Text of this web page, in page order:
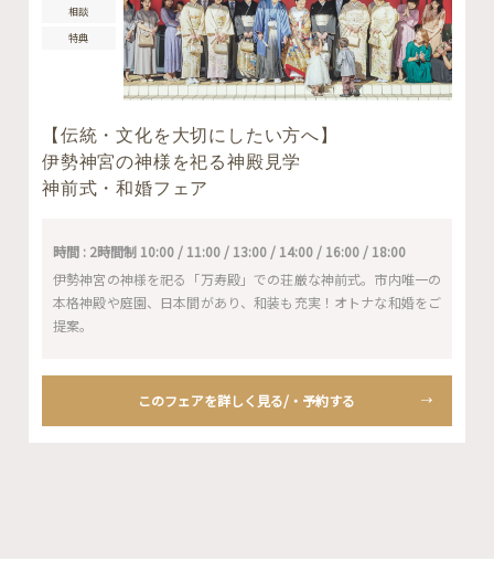
相談
特典
【伝統・文化を大切にしたい方へ】
伊勢神宮の神様を祀る神殿見学
神前式・和婚フェア
時間 : 2時間制 10:00 / 11:00 / 13:00 / 14:00 / 16:00 / 18:00
伊勢神宮の神様を祀る「万寿殿」での荘厳な神前式。市内唯一の
本格神殿や庭園、日本間があり、和装も充実！オトナな和婚をご
提案。
このフェアを詳しく見る/・予約する